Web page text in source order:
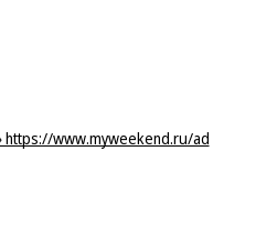
https://www.myweekend.ru/ad